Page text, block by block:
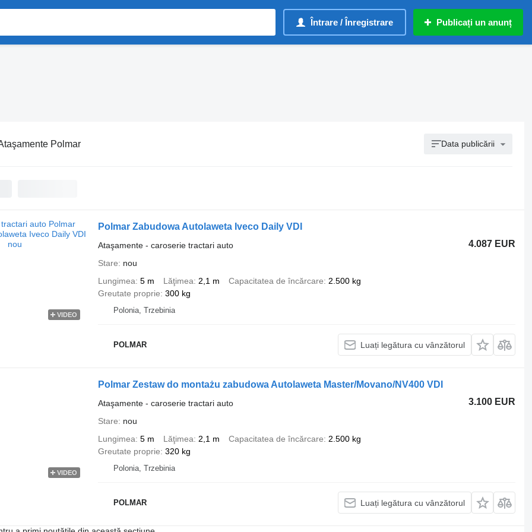
Întrare / Înregistrare Publicați un anunț
Polmar Data publicării
VIDEO
Polmar Zabudowa Autolaweta Iveco Daily VDI
4.087 EUR
Ataşamente - caroserie tractari auto
Stare
nou
Lungimea 5 m Lăţimea 2,1 m Capacitatea de încărcare
2.500 kg
Greutate proprie 300 kg
Polonia, Trzebinia
POLMAR Luați legătura cu vânzătorul
VIDEO
Polmar Zestaw do montażu zabudowa Autolaweta Master/Movano/NV400 VDI
3.100 EUR
Ataşamente - caroserie tractari auto
Stare
nou
Lungimea 5 m Lăţimea 2,1 m Capacitatea de încărcare
2.500 kg
Greutate proprie 320 kg
Polonia, Trzebinia
POLMAR Luați legătura cu vânzătorul